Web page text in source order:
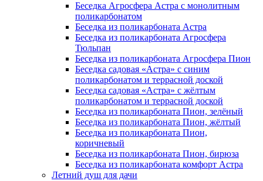
Беседка Агросфера Астра с монолитным
поликарбонатом
Беседка из поликарбоната Астра
Беседка из поликарбоната Агросфера
Тюльпан
Беседка из поликарбоната Агросфера Пион
Беседка садовая «Астра» с синим
поликарбонатом и террасной доской
Беседка садовая «Астра» с жёлтым
поликарбонатом и террасной доской
Беседка из поликарбоната Пион, зелёный
Беседка из поликарбоната Пион, жёлтый
Беседка из поликарбоната Пион,
коричневый
Беседка из поликарбоната Пион, бирюза
Беседка из поликарбоната комфорт Астра
Летний душ для дачи